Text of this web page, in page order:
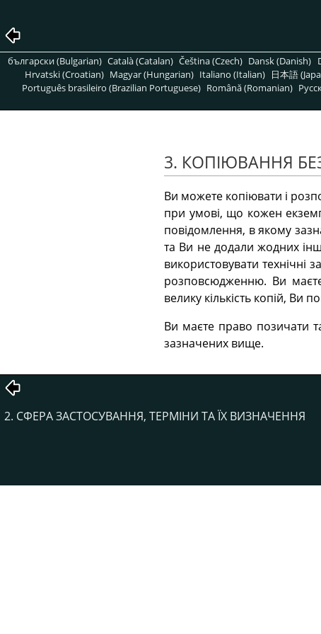
български (Bulgarian) Català (Catalan) Čeština (Czech) Dansk (Danish)
Hrvatski (Croatian) Magyar (Hungarian) Italiano (Italian) 日本語
Português brasileiro (Brazilian Portuguese) Română (Romanian)
3. КОПІЮВАННЯ
Ви можете копіювати і
при умові, що кожен
повідомлення, в якому
та Ви не додали жодних
використовувати
розповсюдженню. Ви
велику кількість копій, Ви
Ви маєте право позичати
зазначених вище.
2. СФЕРА ЗАСТОСУВАННЯ, ТЕРМІНИ ТА ЇХ ВИЗНАЧЕННЯ